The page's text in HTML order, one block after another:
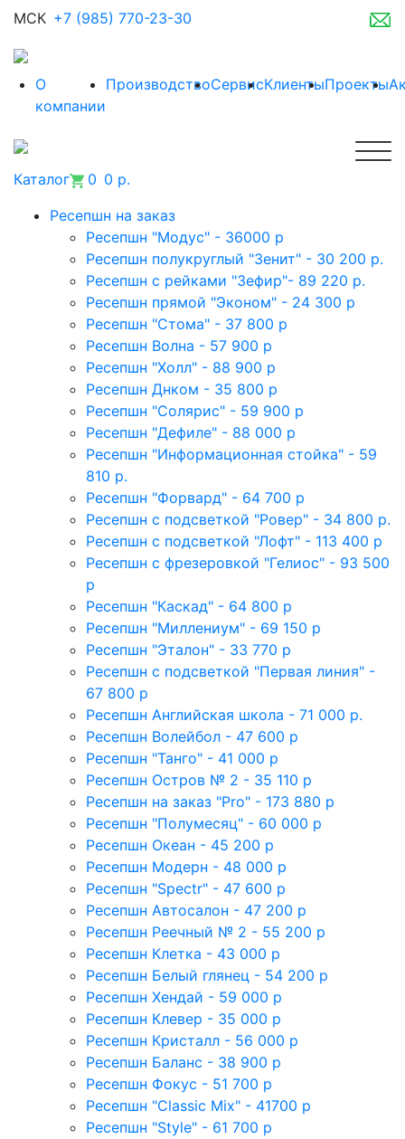
МСК +7 (985) 770-23-30
О
компании
ПроизводствоСервисКлиентыПроекты
Каталог 0 0 р.
Ресепшн на заказ
Ресепшн "Модус" - 36000 р
Ресепшн полукруглый "Зенит" - 30 200 р.
Ресепшн с рейками "Зефир"- 89 220 р.
Ресепшн прямой "Эконом" - 24 300 р
Ресепшн "Стома" - 37 800 р
Ресепшн Волна - 57 900 р
Ресепшн "Холл" - 88 900 р
Ресепшн Днком - 35 800 р
Ресепшн "Солярис" - 59 900 р
Ресепшн "Дефиле" - 88 000 р
Ресепшн "Информационная стойка" - 59
810 р.
Ресепшн "Форвард" - 64 700 р
Ресепшн с подсветкой "Ровер" - 34 800 р.
Ресепшн с подсветкой "Лофт" - 113 400 р
Ресепшн с фрезеровкой "Гелиос" - 93 500
р
Ресепшн "Каскад" - 64 800 р
Ресепшн "Миллениум" - 69 150 р
Ресепшн "Эталон" - 33 770 р
Ресепшн с подсветкой "Первая линия" -
67 800 р
Ресепшн Английская школа - 71 000 р.
Ресепшн Волейбол - 47 600 р
Ресепшн "Танго" - 41 000 р
Ресепшн Остров № 2 - 35 110 р
Ресепшн на заказ "Pro" - 173 880 р
Ресепшн "Полумесяц" - 60 000 р
Ресепшн Океан - 45 200 р
Ресепшн Модерн - 48 000 р
Ресепшн "Spectr" - 47 600 р
Ресепшн Автосалон - 47 200 р
Ресепшн Реечный № 2 - 55 200 р
Ресепшн Клетка - 43 000 р
Ресепшн Белый глянец - 54 200 р
Ресепшн Хендай - 59 000 р
Ресепшн Клевер - 35 000 р
Ресепшн Кристалл - 56 000 р
Ресепшн Баланс - 38 900 р
Ресепшн Фокус - 51 700 р
Ресепшн "Classic Mix" - 41700 р
Ресепшн "Style" - 61 700 р